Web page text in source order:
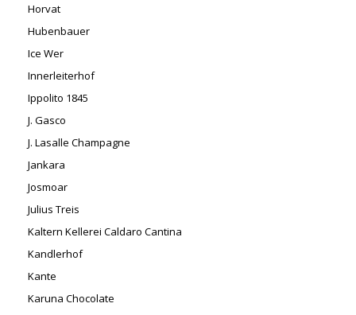
Horvat
Hubenbauer
Ice Wer
Innerleiterhof
Ippolito 1845
J. Gasco
J. Lasalle Champagne
Jankara
Josmoar
Julius Treis
Kaltern Kellerei Caldaro Cantina
Kandlerhof
Kante
Karuna Chocolate